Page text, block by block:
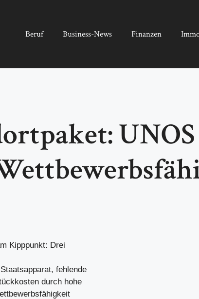
Beruf Business-News Finanzen
Kipppunkt: Drei
fehlende
durch hohe